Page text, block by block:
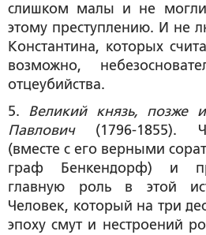
слишком малы и не
этому преступлению. И не
Константина, которых
возможно,
отцеубийства.
5. Великий князь, позже
Павлович(1796-1855).
(вместе с его верными
граф Бенкендорф) и
главную роль в этой
Человек, который на три
эпоху смут и нестроений